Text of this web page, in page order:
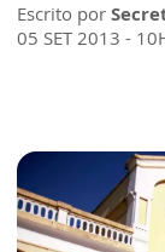
Escrito por
05 SET 2013 -